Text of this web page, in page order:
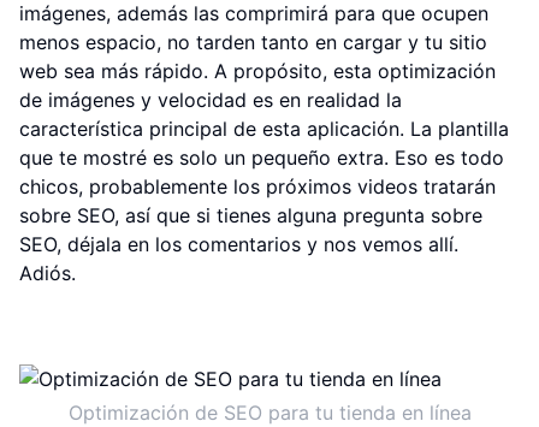
imágenes, además las comprimirá para que ocupen
menos espacio, no tarden tanto en cargar y tu sitio
web sea más rápido. A propósito, esta optimización
de imágenes y velocidad es en realidad la
característica principal de esta aplicación. La plantilla
que te mostré es solo un pequeño extra. Eso es todo
chicos, probablemente los próximos videos tratarán
sobre SEO, así que si tienes alguna pregunta sobre
SEO, déjala en los comentarios y nos vemos allí.
Adiós.
Optimización de SEO para tu tienda en línea